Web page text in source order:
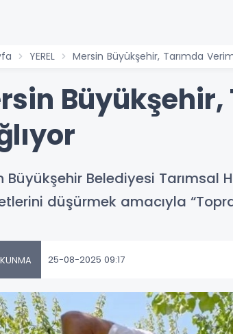
YEREL Mersin Büyükşehir, Tarımda
Büyükşehir Belediyesi Tarımsal
düşürmek amacıyla
25-08-2025 09:17